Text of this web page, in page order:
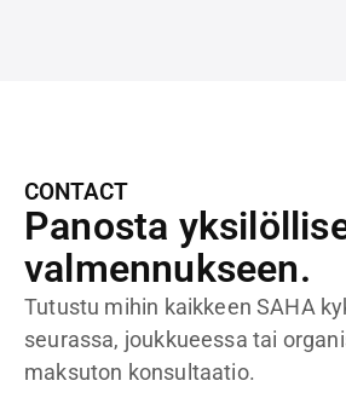
CONTACT
Panosta
valmennukseen.
Tutustu mihin kaikkeen SAHA
seurassa, joukkueessa tai
maksuton konsultaatio.